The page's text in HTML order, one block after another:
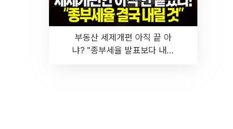
부동산 세제개편 아직 끝 아
냐? "종부세율 발표보다 내릴